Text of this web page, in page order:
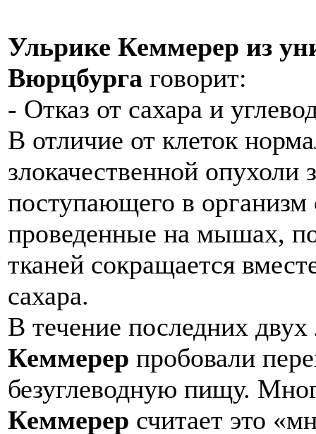
Ульрике Кеммерер из
Вюрцбурга говорит:
- Отказ от сахара и
В отличие от клеток
злокачественной опухоли
поступающего в
проведенные на мышах,
тканей сокращается
сахара.
В течение последних
Кеммерер пробовали
безуглеводную пищу.
Кеммерер считает это